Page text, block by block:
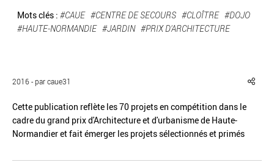
Mots clés : #CAUE #CENTRE DE SECOURS #CLOÎTRE #DOJO
#HAUTE-NORMANDIE #JARDIN #PRIX D'ARCHITECTURE
2016 - par caue31
Cette publication reflète les 70 projets en compétition dans le
cadre du grand prix d'Architecture et d'urbanisme de Haute-
Normandier et fait émerger les projets sélectionnés et primés